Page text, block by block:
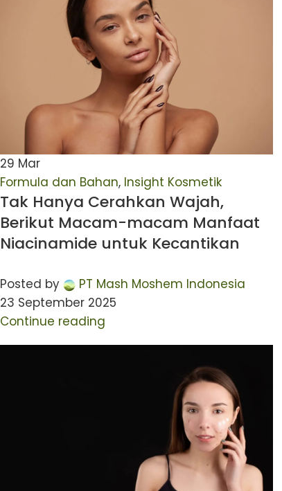
29 Mar
Formula dan Bahan, Insight Kosmetik
Tak Hanya Cerahkan Wajah,
Berikut Macam-macam Manfaat
Niacinamide untuk Kecantikan
Posted by
PT Mash Moshem Indonesia
23 September 2025
Continue reading